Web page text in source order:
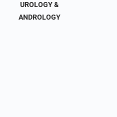
UROLOGY &
ANDROLOGY